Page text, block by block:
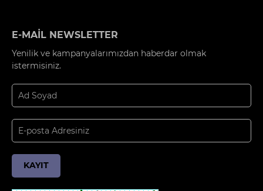
E-MAİL NEWSLETTER
Yenilik ve kampanyalarımızdan haberdar olmak
istermisiniz.
KAYIT